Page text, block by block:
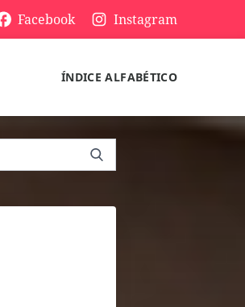
Facebook Instagram
ÍNDICE ALFABÉTICO